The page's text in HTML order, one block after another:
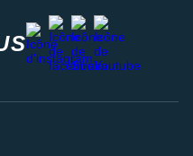
instagram
facebook
stravayoutube